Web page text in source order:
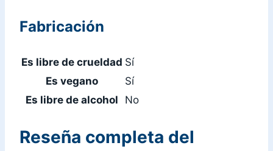
Fabricación
Es libre de crueldad Sí
Es vegano
Sí
Es libre de alcohol
No
Reseña completa del